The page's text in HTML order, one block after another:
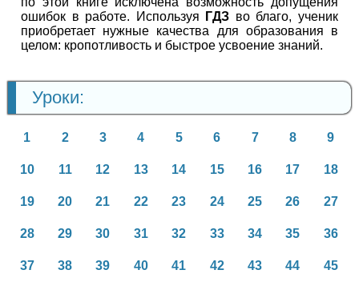
ошибок в работе. Используя
ГДЗ во благо, ученик
приобретает нужные качества для образования в
целом: кропотливость и быстрое усвоение знаний.
Уроки:
1 2 3 4 5 6 7 8 9
10 11 12 13 14 15 16 17 18
19 20 21 22 23 24 25 26 27
28 29 30 31 32 33 34 35 36
37 38 39 40 41 42 43 44 45